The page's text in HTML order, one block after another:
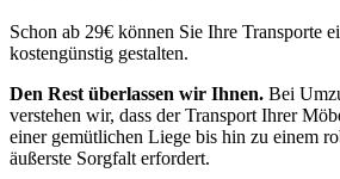
Schon ab 29€ können Sie Ihre Transporte
kostengünstig gestalten.
Den Rest überlassen wir Ihnen. Bei
verstehen wir, dass der Transport Ihrer
einer gemütlichen Liege bis hin zu einem
äußerste Sorgfalt erfordert.